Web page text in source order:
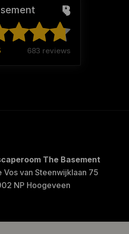
683 reviews
The Basement
Vos van Steenwijklaan 75
NP Hoogeveen